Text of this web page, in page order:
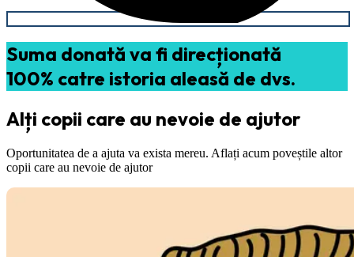
Suma donată va fi direcționată
100% catre istoria aleasă de dvs.
Alți copii care au nevoie de ajutor
Oportunitatea de a ajuta va exista mereu. Aflați acum poveștile altor
copii care au nevoie de ajutor